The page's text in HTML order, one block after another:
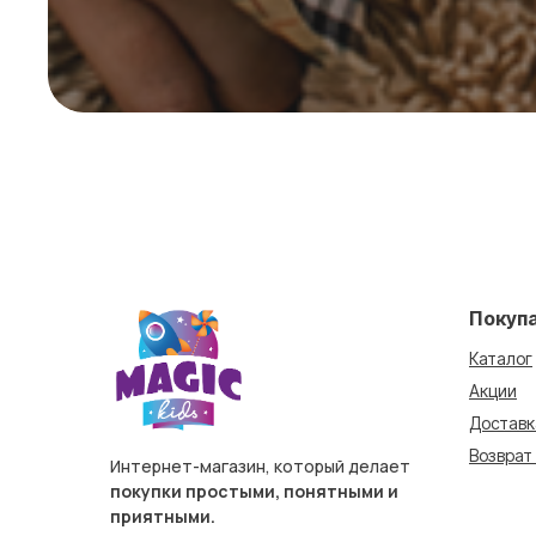
Интернет-магазин, который делает
покупки простыми, понятными и
приятными.
Акции
Каталог